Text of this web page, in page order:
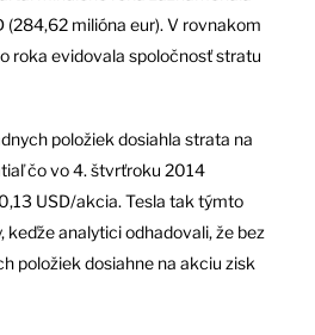
milióna eur). V rovnakom
roka evidovala spoločnosť stratu
položiek dosiahla strata na
čo vo 4. štvrťroku 2014
USD/akcia. Tesla tak týmto
analytici odhadovali, že bez
položiek dosiahne na akciu zisk